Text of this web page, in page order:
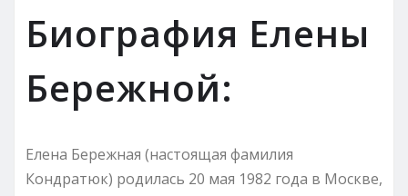
Биография Елены
Бережной:
Елена Бережная (настоящая фамилия
Кондратюк) родилась 20 мая 1982 года в Москве,